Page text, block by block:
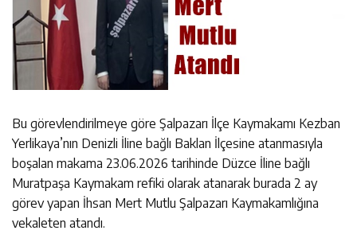
Bu görevlendirilmeye göre Şalpazarı İlçe Kaymakamı Kezban
Yerlikaya’nın Denizli İline bağlı Baklan İlçesine atanmasıyla
boşalan makama 23.06.2026 tarihinde Düzce İline bağlı
Muratpaşa Kaymakam refiki olarak atanarak burada 2 ay
görev yapan İhsan Mert Mutlu Şalpazarı Kaymakamlığına
vekaleten atandı.